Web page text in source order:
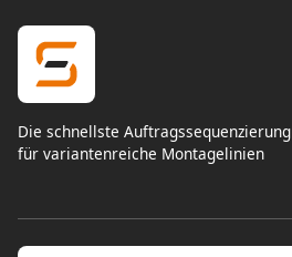
Die schnellste Auftragssequenzierung
für variantenreiche Montagelinien